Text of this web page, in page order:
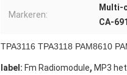
Markeren:
Multi-
CA-
TPA3116 TPA3118 PAM8610
label: Fm Radiomodule, MP3